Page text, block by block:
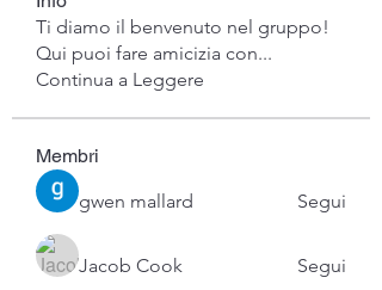
Ti diamo il benvenuto nel gruppo!
Qui puoi fare amicizia con...
Continua a Leggere
Membri
gwen mallard
Segui
Jacob Cook Segui